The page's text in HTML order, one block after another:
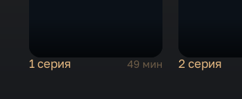
1 серия 49 мин 2 серия